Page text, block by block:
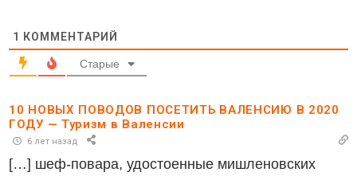
1 КОММЕНТАРИЙ
Старые
10 НОВЫХ ПОВОДОВ ПОСЕТИТЬ ВАЛЕНСИЮ В 2020
ГОДУ — Туризм в Валенсии
6 лет назад
[…] шеф-повара, удостоенные мишленовских